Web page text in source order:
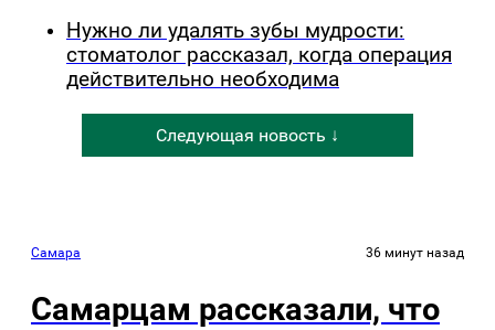
Нужно ли удалять зубы мудрости:
стоматолог рассказал, когда операция
действительно необходима
Следующая новость ↓
Самара 36 минут назад
Самарцам рассказали, что